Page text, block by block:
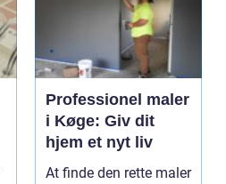
Professionel maler
i Køge: Giv dit
hjem et nyt liv
At finde den rette maler